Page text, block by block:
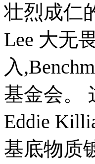
壮烈成仁
Lee 大无
入
基金会。
Eddie
基底物质